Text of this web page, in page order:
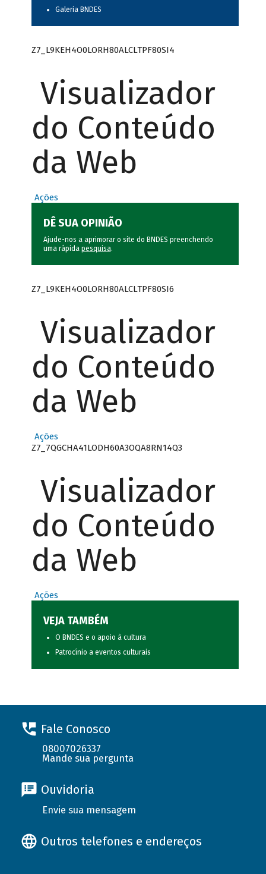
Galeria BNDES
Z7_L9KEH4O0LORH80ALCLTPF80SI4
Visualizador
do Conteúdo
da Web
Ações
DÊ SUA OPINIÃO
Ajude-nos a aprimorar o site do BNDES preenchendo
uma rápida pesquisa.
Z7_L9KEH4O0LORH80ALCLTPF80SI6
Visualizador
do Conteúdo
da Web
Ações
Z7_7QGCHA41LODH60A3OQA8RN14Q3
Visualizador
do Conteúdo
da Web
Ações
VEJA TAMBÉM
O BNDES e o apoio à cultura
Patrocínio a eventos culturais
Fale Conosco
08007026337
Mande sua pergunta
Ouvidoria
Envie sua mensagem
Outros telefones e endereços